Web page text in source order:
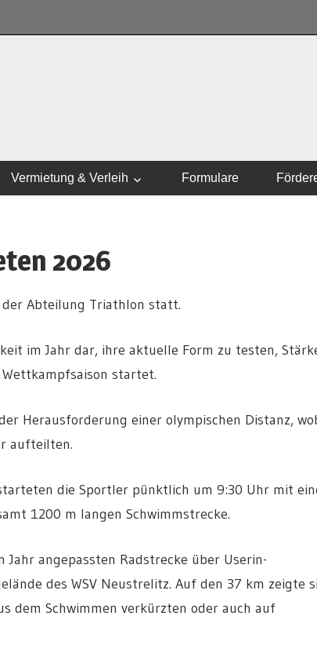
Vermietung & Verleih Formulare
2026
Abteilung Triathlon statt.
im Jahr dar, ihre aktuelle Form zu testen,
startet.
Herausforderung einer olympischen Distanz,
aufteilten.
die Sportler pünktlich um 9:30 Uhr mit
1200 m langen Schwimmstrecke.
angepassten Radstrecke über Userin-
des WSV Neustrelitz. Auf den 37 km zeigte
dem Schwimmen verkürzten oder auch auf